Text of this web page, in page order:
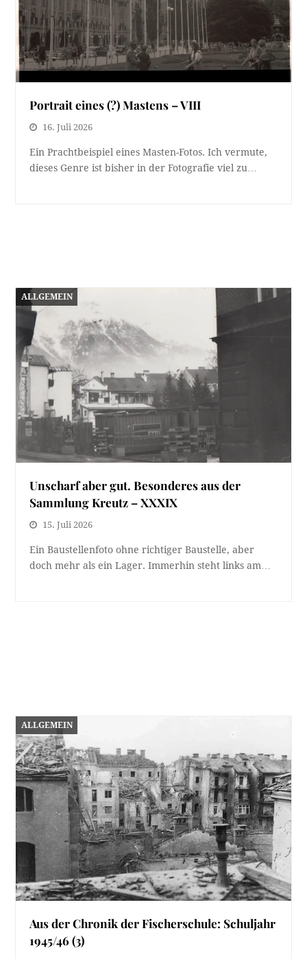
Portrait eines (?) Mastens – VIII
16. Juli 2026
Ein Prachtbeispiel eines Masten-Fotos. Ich vermute,
dieses Genre ist bisher in der Fotografie viel zu…
ALLGEMEIN
Unscharf aber gut. Besonderes aus der
Sammlung Kreutz – XXXIX
15. Juli 2026
Ein Baustellenfoto ohne richtiger Baustelle, aber
doch mehr als ein Lager. Immerhin steht links am…
ALLGEMEIN
Aus der Chronik der Fischerschule: Schuljahr
1945/46 (3)